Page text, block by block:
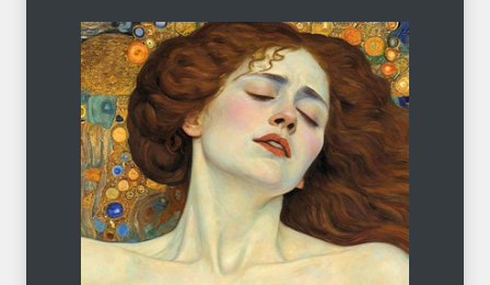
Марципан (из Агнии Барто)
ЛЕТО 31.07.2026
А ещё борода
ЛЕТО 07.08.2026